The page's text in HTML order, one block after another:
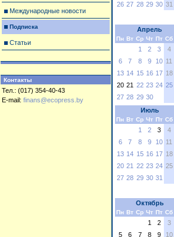
Международные новости
Подписка
Статьи
Контакты
Тел.: (017) 354-40-43
E-mail: finans@ecopress.by
26 27 28 29 30 31
Апрель
Пн Вт Ср Чт Пт Сб
1 2 3 4
6
7 8 9 10 11
13 14 15 16 17 18
20 21 22 23 24 25
27 28 29 30
Июль
Пн Вт Ср Чт Пт Сб
1 2 3 4
6
7 8 9 10 11
13 14 15 16 17 18
20 21 22 23 24 25
27 28 29 30 31
Октябрь
Пн Вт Ср Чт Пт Сб
1 2 3
5
6 7 8 9 10